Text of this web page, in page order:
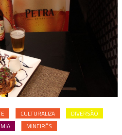
CULTURALIZA
DIVERSÃO
MINEIRÊS